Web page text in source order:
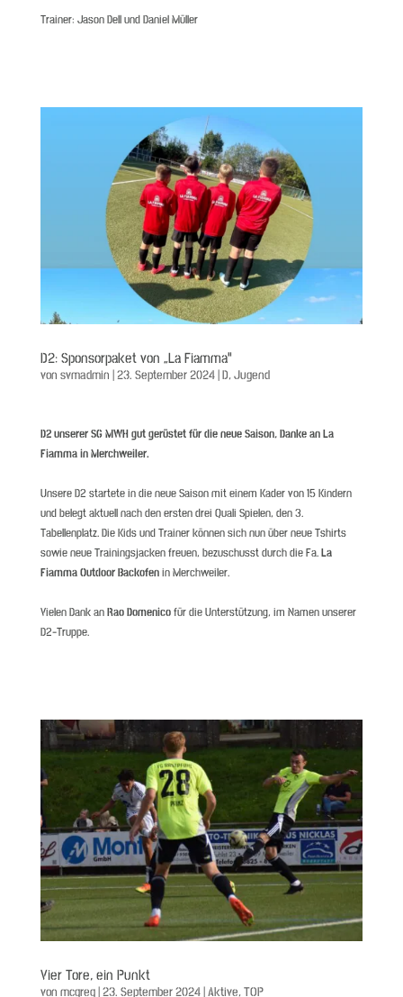
Trainer: Jason Dell und Daniel Müller
D2: Sponsorpaket von „La Fiamma“
von svmadmin |23. September 2024|D,Jugend
D2 unserer SG MWH gut gerüstet für die neue Saison, Danke an La
Fiamma in Merchweiler.
Unsere D2 startete in die neue Saison mit einem Kader von 15 Kindern
und belegt aktuell nach den ersten drei Quali Spielen, den 3.
Tabellenplatz. Die Kids und Trainer können sich nun über neue Tshirts
sowie neue Trainingsjacken freuen, bezuschusst durch die Fa.La
Fiamma Outdoor Backofenin Merchweiler.
Vielen Dank anRao Domenicofür die Unterstützung, im Namen unserer
D2-Truppe.
Vier Tore, ein Punkt
von mcgreg|23. September 2024|Aktive,TOP